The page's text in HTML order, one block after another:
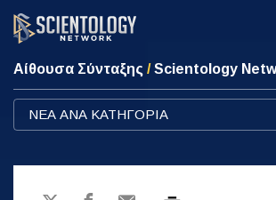
Αίθουσα Σύνταξης / Scientology
ΝΕΑ ΑΝΑ ΚΑΤΗΓΟΡΙΑ